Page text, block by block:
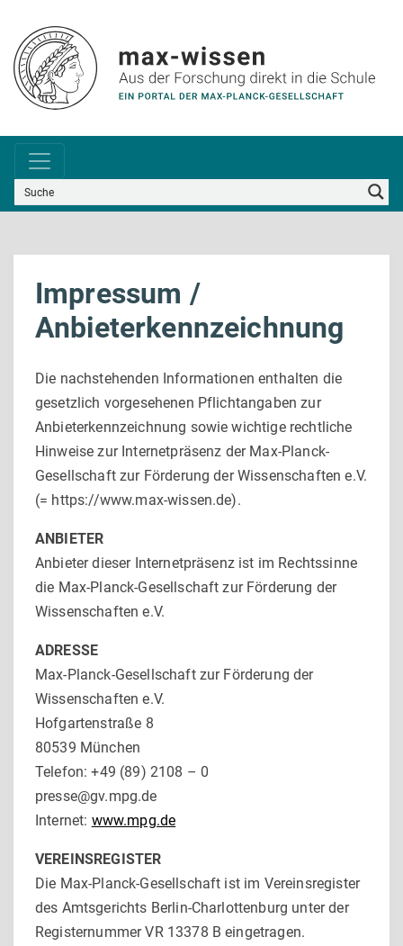
Impressum /
Anbieterkennzeichnung
Die nachstehenden Informationen enthalten die
gesetzlich vorgesehenen Pflichtangaben zur
Anbieterkennzeichnung sowie wichtige rechtliche
Hinweise zur Internetpräsenz der Max-Planck-
Gesellschaft zur Förderung der Wissenschaften e.V.
(= https://www.max-wissen.de).
ANBIETER
Anbieter dieser Internetpräsenz ist im Rechtssinne
die Max-Planck-Gesellschaft zur Förderung der
Wissenschaften e.V.
ADRESSE
Max-Planck-Gesellschaft zur Förderung der
Wissenschaften e.V.
Hofgartenstraße 8
80539 München
Telefon: +49 (89) 2108 – 0
presse@gv.mpg.de
Internet: www.mpg.de
VEREINSREGISTER
Die Max-Planck-Gesellschaft ist im Vereinsregister
des Amtsgerichts Berlin-Charlottenburg unter der
Registernummer VR 13378 B eingetragen.